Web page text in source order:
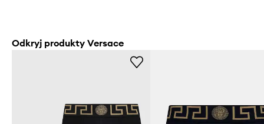
Odkryj produkty Versace